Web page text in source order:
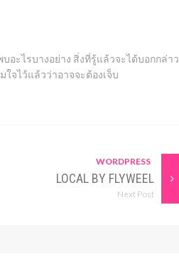
อะไรบางอย่าง สิ่งที่รู้แล้วจะได้บอกกล่าว
จไว้แล้วว่าอาจจะต้องเจ็บ
WORDPRESS
LOCAL BY FLYWEEL
Next Post